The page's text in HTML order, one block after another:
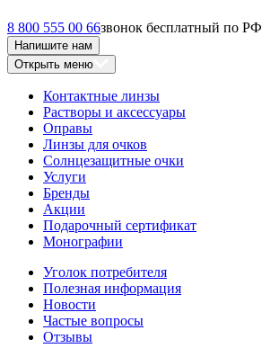
8 800 555 00 66звонок бесплатный по РФ
Напишите нам
Открыть меню
Контактные линзы
Растворы и аксессуары
Оправы
Линзы для очков
Солнцезащитные очки
Услуги
Бренды
Акции
Подарочный сертификат
Монографии
Уголок потребителя
Полезная информация
Новости
Частые вопросы
Отзывы